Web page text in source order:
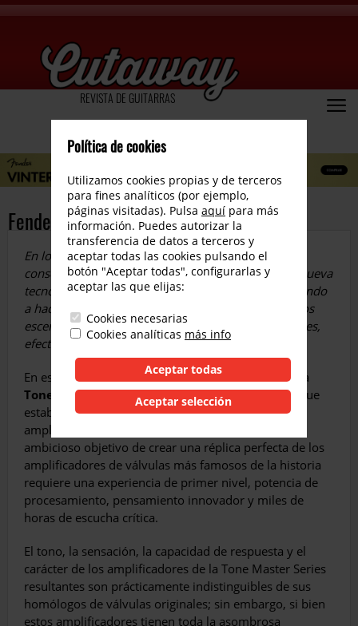
REVISTA DE GUITARRAS
Fender Tone Master Pro
En los últimos años, en un mercado altamente
conservador como es el de la guitarra eléctrica, la nueva
tecnología ha ido avanzando posiciones y comenzando
a hacerse hueco. Cada vez es más habitual ver en los
escenarios workstations que modelan amplificadores,
efectos de sonido…
En ese sentido hace unos años Fender
desarrolló la
Tone Master Series, con la que debutó en 2019, que
establece cómo se supone que debe sonar un
amplificador Fender clásico en el dominio digital. El
ambicioso objetivo de crear una réplica perfecta de los
amplificadores de válvulas más famosos de la historia
requiere una experiencia de primer nivel, potencia de
procesamiento, pensamiento innovador y miles de
horas de escucha crítica.
El tono, la sensación, la capacidad de respuesta y el
carácter de los amplificadores de la Tone Master Series
resultantes son prácticamente indistinguibles de sus
homólogos de válvulas originales; sin embargo, si bien
estos amplificadores tienen toda la asombrosa
Política de cookies
Utilizamos cookies propias y de terceros
para fines analíticos (por ejemplo,
páginas visitadas). Pulsa aquí para más
información. Puedes autorizar la
transferencia de datos a terceros y
aceptar todas las cookies pulsando el
botón "Aceptar todas", configurarlas y
aceptar las que elijas:
Cookies necesarias
Cookies analíticas más info
Aceptar todas
Aceptar selección